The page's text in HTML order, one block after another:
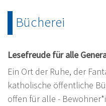
Bücherei
Lesefreude für alle
Ein Ort der Ruhe, der
katholische öffentliche
offen für alle -